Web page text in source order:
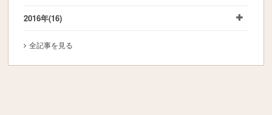
2016年(16)
全記事を見る